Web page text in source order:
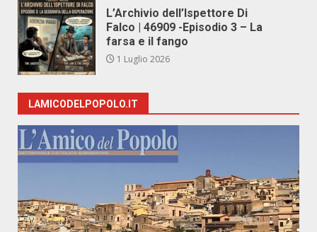
L’Archivio dell’Ispettore Di
Falco | 46909 -Episodio 3 – La
farsa e il fango
1 Luglio 2026
LAMICODELPOPOLO.IT